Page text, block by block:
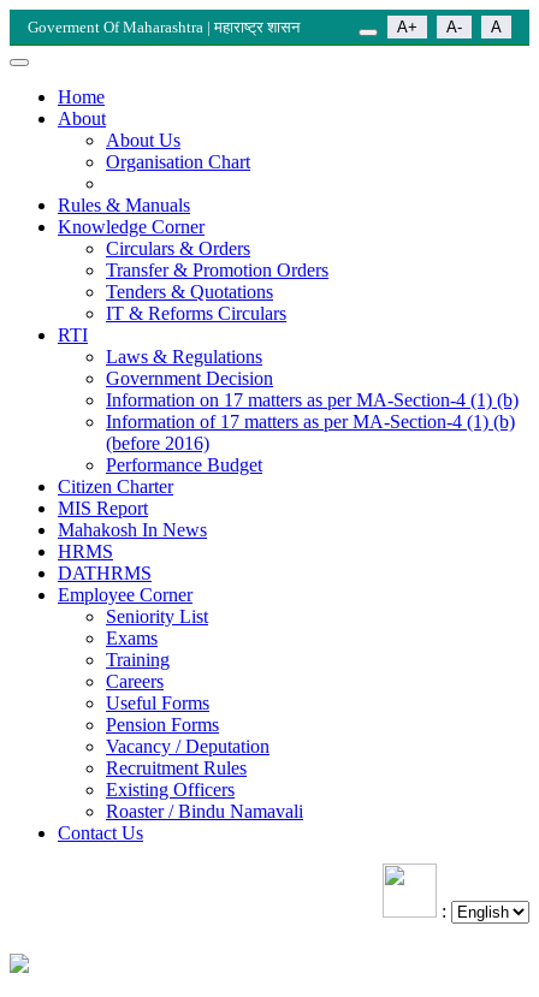
Goverment Of Maharashtra | महाराष्ट्र शासन A+ A- A
Home
About
About Us
Organisation Chart
Rules & Manuals
Knowledge Corner
Circulars & Orders
Transfer & Promotion Orders
Tenders & Quotations
IT & Reforms Circulars
RTI
Laws & Regulations
Government Decision
Information on 17 matters as per MA-Section-4 (1) (b)
Information of 17 matters as per MA-Section-4 (1) (b)
(before 2016)
Performance Budget
Citizen Charter
MIS Report
Mahakosh In News
HRMS
DATHRMS
Employee Corner
Seniority List
Exams
Training
Careers
Useful Forms
Pension Forms
Vacancy / Deputation
Recruitment Rules
Existing Officers
Roaster / Bindu Namavali
Contact Us
: